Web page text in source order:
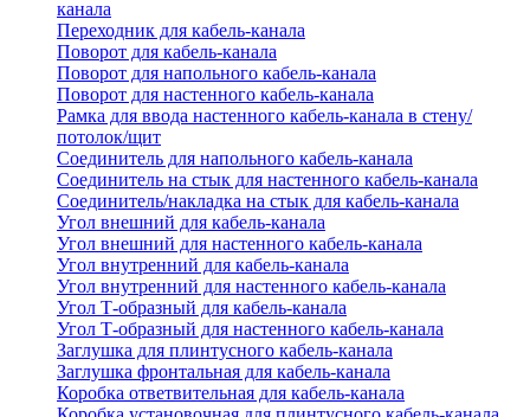
канала
Переходник для кабель-канала
Поворот для кабель-канала
Поворот для напольного кабель-канала
Поворот для настенного кабель-канала
Рамка для ввода настенного кабель-канала в стену/
потолок/щит
Соединитель для напольного кабель-канала
Соединитель на стык для настенного кабель-канала
Соединитель/накладка на стык для кабель-канала
Угол внешний для кабель-канала
Угол внешний для настенного кабель-канала
Угол внутренний для кабель-канала
Угол внутренний для настенного кабель-канала
Угол Т-образный для кабель-канала
Угол Т-образный для настенного кабель-канала
Заглушка для плинтусного кабель-канала
Заглушка фронтальная для кабель-канала
Коробка ответвительная для кабель-канала